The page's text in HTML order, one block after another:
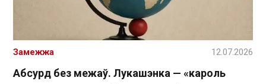
Абсурд без межаў. Лукашэнка — «кароль
Замежжа 12.07.2026